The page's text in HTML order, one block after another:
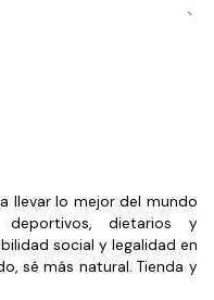
llevar lo mejor del mundo
deportivos, dietarios y
social y legalidad en
sé más natural. Tienda y